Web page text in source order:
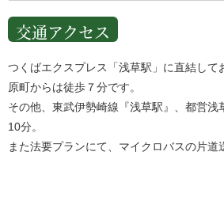
交通アクセス
つくばエクスプレス「浅草駅」に直結して
原町からは徒歩７分です。
その他、東武伊勢崎線『浅草駅』、都営浅
10分。
また法要プランにて、マイクロバスの片道